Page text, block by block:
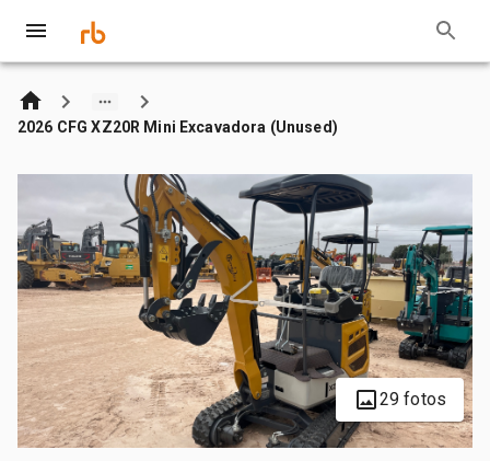
2026 CFG XZ20R Mini Excavadora (Unused)
29 fotos